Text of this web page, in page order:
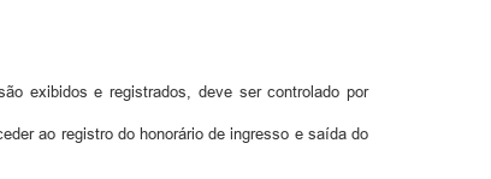
exibidos e registrados, deve ser controlado por
ao registro do honorário de ingresso e saída do